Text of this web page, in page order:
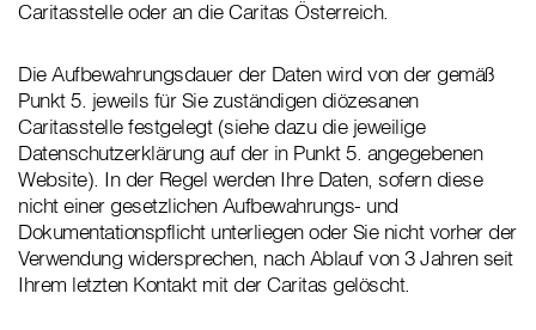
Caritasstelle oder an die Caritas Österreich.
Die Aufbewahrungsdauer der Daten wird von der gemäß
Punkt 5. jeweils für Sie zuständigen diözesanen
Caritasstelle festgelegt (siehe dazu die jeweilige
Datenschutzerklärung auf der in Punkt 5. angegebenen
Website). In der Regel werden Ihre Daten, sofern diese
nicht einer gesetzlichen Aufbewahrungs- und
Dokumentationspflicht unterliegen oder Sie nicht vorher der
Verwendung widersprechen, nach Ablauf von 3 Jahren seit
Ihrem letzten Kontakt mit der Caritas gelöscht.